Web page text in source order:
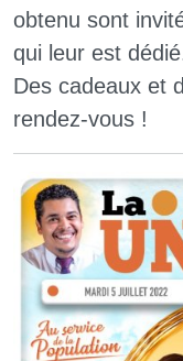
obtenu sont
qui leur est
Des cadeaux et
rendez-vous !